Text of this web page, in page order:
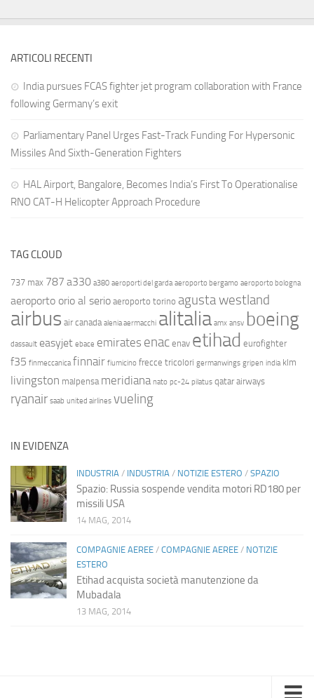
ARTICOLI RECENTI
India pursues FCAS fighter jet program collaboration with France
following Germany’s exit
Parliamentary Panel Urges Fast-Track Funding For Hypersonic
Missiles And Sixth-Generation Fighters
HAL Airport, Bangalore, Becomes India’s First To Operationalise
RNO CAT-H Helicopter Approach Procedure
TAG CLOUD
737 max 787 a330 a380 aeroporti del garda aeroporto bergamo aeroporto bologna
aeroporto orio al serio aeroporto torino agusta westland
airbus air canada alenia aermacchi alitalia amx ansv boeing
dassault easyjet ebace emirates enac enav etihad eurofighter
f35 finmeccanica finnair fiumicino frecce tricolori germanwings gripen india klm
livingston malpensa meridiana nato pc-24 pilatus qatar airways
ryanair saab united airlines vueling
IN EVIDENZA
INDUSTRIA / INDUSTRIA / NOTIZIE ESTERO / SPAZIO
Spazio: Russia sospende vendita motori RD180 per
missili USA
14 MAG, 2014
COMPAGNIE AEREE / COMPAGNIE AEREE / NOTIZIE
ESTERO
Etihad acquista società manutenzione da
Mubadala
13 MAG, 2014